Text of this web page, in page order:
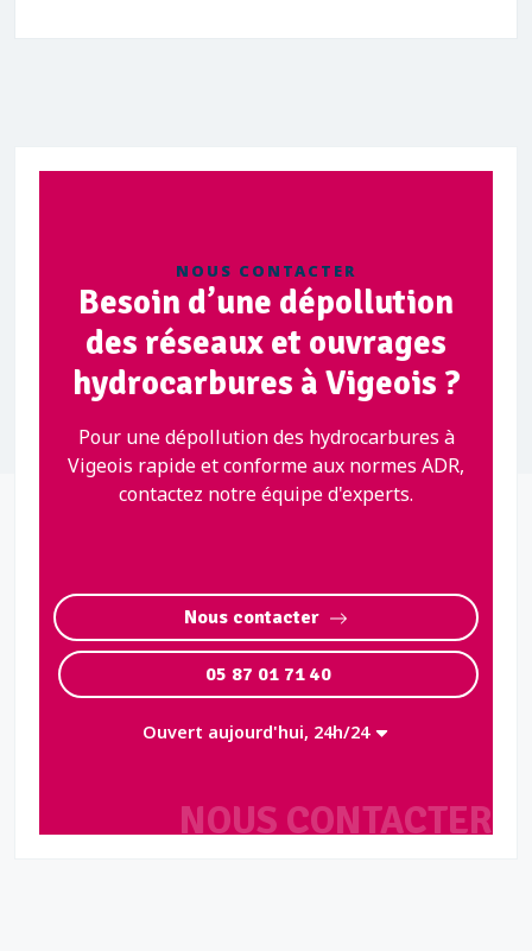
NOUS CONTACTER
NOUS CONTACTER
Besoin d’une dépollution
des réseaux et ouvrages
hydrocarbures à Vigeois ?
Pour une dépollution des hydrocarbures à
Vigeois rapide et conforme aux normes ADR,
contactez notre équipe d'experts.
Nous contacter
05 87 01 71 40
Ouvert aujourd'hui, 24h/24